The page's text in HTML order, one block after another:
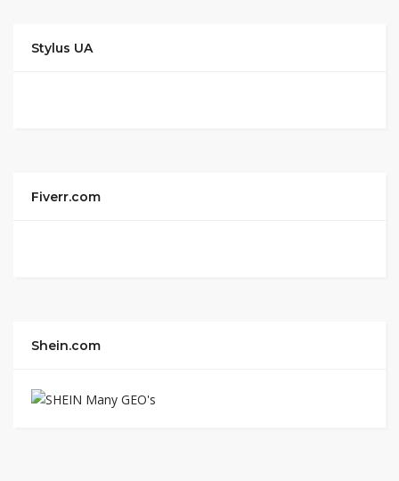
Stylus UA
Fiverr.com
Shein.com